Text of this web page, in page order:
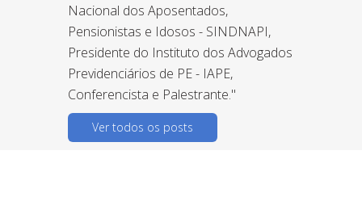
Nacional dos Aposentados,
Pensionistas e Idosos - SINDNAPI,
Presidente do Instituto dos Advogados
Previdenciários de PE - IAPE,
Conferencista e Palestrante."
Ver todos os posts